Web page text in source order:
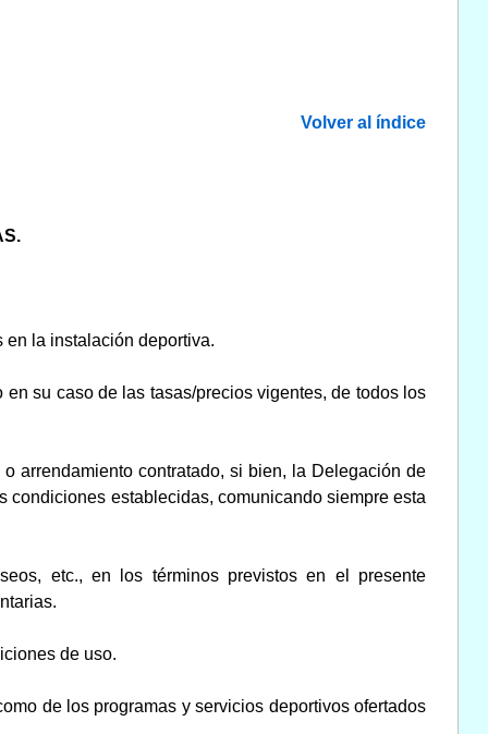
Volver al índice
en la instalación deportiva.
su caso de las tasas/precios vigentes, de todos los
arrendamiento contratado, si bien, la Delegación de
condiciones establecidas, comunicando siempre esta
etc., en los términos previstos en el presente
de uso.
de los programas y servicios deportivos ofertados